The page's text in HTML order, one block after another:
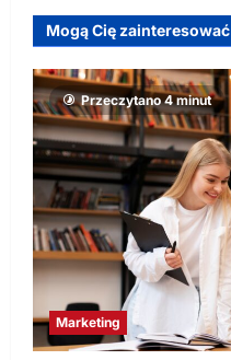
Mogą Cię zainteresować
Przeczytano 4 minut
Marketing